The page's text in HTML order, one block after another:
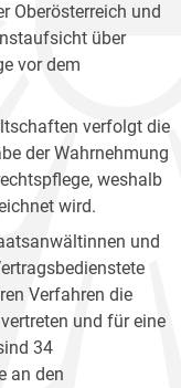
Oberösterreich und
über
vor dem
verfolgt die
der Wahrnehmung
weshalb
wird.
und
Verfahren die
und für eine
34
an den